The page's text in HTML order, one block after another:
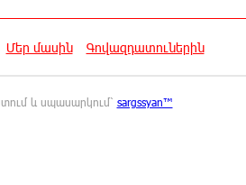
անձնագրի մեջ գրված է՝
Մեր մասին Գովազդատուներին
և սպասարկում՝ sargssyan™